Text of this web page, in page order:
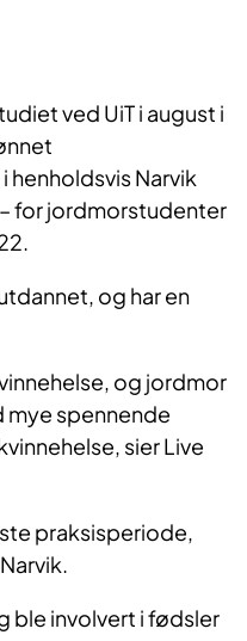
ved UiT i august i
henholdsvis Narvik
for jordmorstudenter
og har en
og jordmor
spennende
sier Live
praksisperiode,
ble involvert i fødsler